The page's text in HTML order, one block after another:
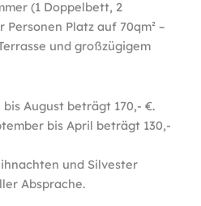
(1 Doppelbett, 2
Platz auf 70qm² –
und großzügigem
August beträgt 170,- €.
bis April beträgt 130,-
und Silvester
Absprache.